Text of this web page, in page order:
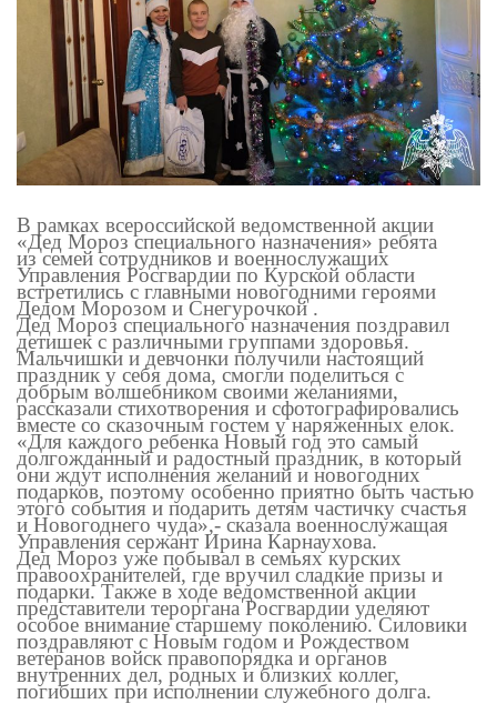
В рамках всероссийской ведомственной акции
«Дед Мороз специального назначения» ребята
изсемей сотрудников и военнослужащих
Управления Росгвардии по Курской области
встретились с главными новогодними героями
Дедом Морозом и Снегурочкой .
Дед Мороз специального назначения поздравил
детишек с различными группами здоровья.
Мальчишки и девчонки получили настоящий
праздник у себя дома, смогли поделиться с
добрым волшебником своими желаниями,
рассказали стихотворения и сфотографировались
вместе со сказочным гостем у наряженных елок.
«Для каждого ребенка Новый год это самый
долгожданный и радостный праздник, в который
они ждут исполнения желаний и новогодних
подарков, поэтому особенно приятно быть частью
этого события и подарить детям частичку счастья
и Новогоднего чуда»,- сказала военнослужащая
Управления сержант Ирина Карнаухова.
Дед Мороз уже побывал в семьях курских
правоохранителей, где вручил сладкие призы и
подарки. Также в ходе ведомственной акции
представители тероргана Росгвардии уделяют
особое внимание старшему поколению. Силовики
поздравляют с Новым годом и Рождеством
ветеранов войск правопорядка и органов
внутренних дел, родных и близких коллег,
погибших при исполнении служебного долга.